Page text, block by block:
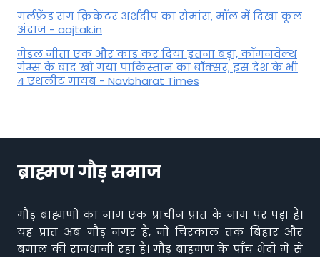
गर्लफ्रेंड संग क्रिकेटर अर्शदीप का रोमांस, मॉल में द‍िखा कूल
अंदाज - aajtak.in
मेडल जीता एक और कांड कर दिया इतना बड़ा, कॉमनवेल्थ
गेम्स के बाद खो गया पाकिस्तान का बॉक्सर, इस देश के भी
4 एथलीट गायब - Navbharat Times
ब्राह्मण गौड़ समाज
गौड़ ब्राह्मणों का नाम एक प्राचीन प्रांत के नाम पर पड़ा है।
यह प्रांत अब गौड़ नगर है, जो चिरकाल तक बिहार और
बंगाल की राजधानी रहा है। गौड़ ब्राहमण के पाँच भेदों में से